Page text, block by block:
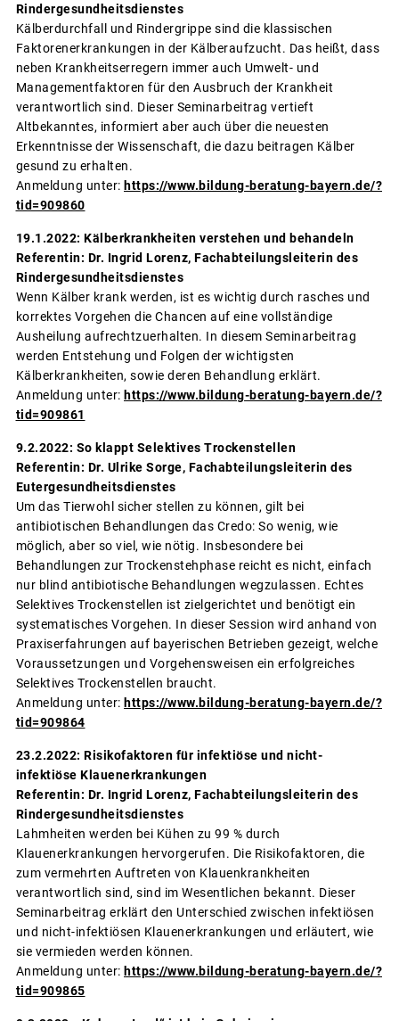
Rindergesundheitsdienstes
Kälberdurchfall und Rindergrippe sind die klassischen
Faktorenerkrankungen in der Kälberaufzucht. Das heißt, dass
neben Krankheitserregern immer auch Umwelt- und
Managementfaktoren für den Ausbruch der Krankheit
verantwortlich sind. Dieser Seminarbeitrag vertieft
Altbekanntes, informiert aber auch über die neuesten
Erkenntnisse der Wissenschaft, die dazu beitragen Kälber
gesund zu erhalten.
Anmeldung unter: https://www.bildung-beratung-bayern.de/?
tid=909860
19.1.2022: Kälberkrankheiten verstehen und behandeln
Referentin: Dr. Ingrid Lorenz, Fachabteilungsleiterin des
Rindergesundheitsdienstes
Wenn Kälber krank werden, ist es wichtig durch rasches und
korrektes Vorgehen die Chancen auf eine vollständige
Ausheilung aufrechtzuerhalten. In diesem Seminarbeitrag
werden Entstehung und Folgen der wichtigsten
Kälberkrankheiten, sowie deren Behandlung erklärt.
Anmeldung unter: https://www.bildung-beratung-bayern.de/?
tid=909861
9.2.2022: So klappt Selektives Trockenstellen
Referentin: Dr. Ulrike Sorge, Fachabteilungsleiterin des
Eutergesundheitsdienstes
Um das Tierwohl sicher stellen zu können, gilt bei
antibiotischen Behandlungen das Credo: So wenig, wie
möglich, aber so viel, wie nötig. Insbesondere bei
Behandlungen zur Trockenstehphase reicht es nicht, einfach
nur blind antibiotische Behandlungen wegzulassen. Echtes
Selektives Trockenstellen ist zielgerichtet und benötigt ein
systematisches Vorgehen. In dieser Session wird anhand von
Praxiserfahrungen auf bayerischen Betrieben gezeigt, welche
Voraussetzungen und Vorgehensweisen ein erfolgreiches
Selektives Trockenstellen braucht.
Anmeldung unter: https://www.bildung-beratung-bayern.de/?
tid=909864
23.2.2022: Risikofaktoren für infektiöse und nicht-
infektiöse Klauenerkrankungen
Referentin: Dr. Ingrid Lorenz, Fachabteilungsleiterin des
Rindergesundheitsdienstes
Lahmheiten werden bei Kühen zu 99 % durch
Klauenerkrankungen hervorgerufen. Die Risikofaktoren, die
zum vermehrten Auftreten von Klauenkrankheiten
verantwortlich sind, sind im Wesentlichen bekannt. Dieser
Seminarbeitrag erklärt den Unterschied zwischen infektiösen
und nicht-infektiösen Klauenerkrankungen und erläutert, wie
sie vermieden werden können.
Anmeldung unter: https://www.bildung-beratung-bayern.de/?
tid=909865